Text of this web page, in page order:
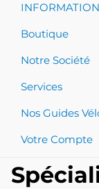
Boutique
Notre Société
Services
Nos Guides
Votre Compte